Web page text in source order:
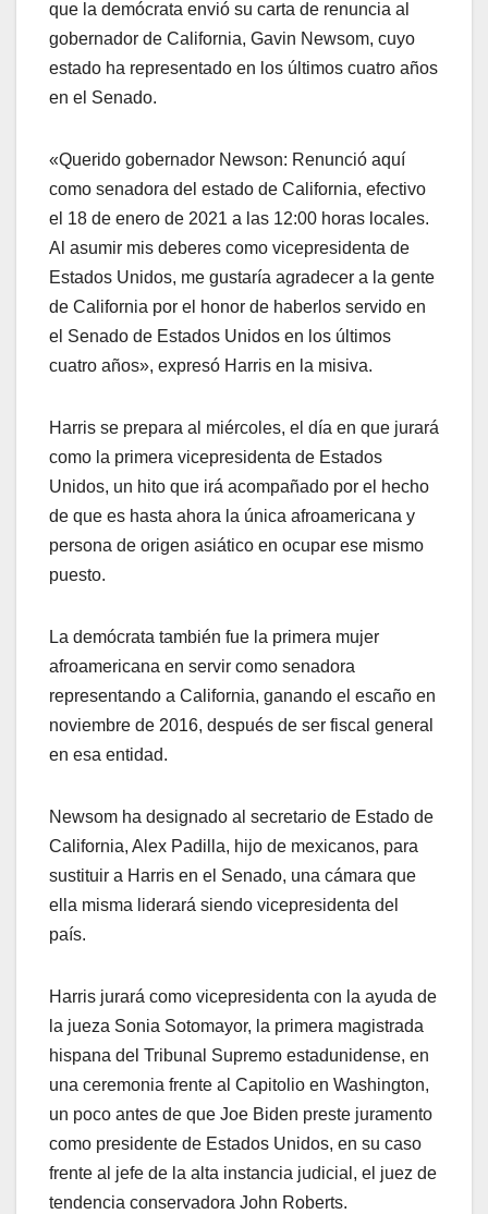
que la demócrata envió su carta de renuncia al
gobernador de California, Gavin Newsom, cuyo
estado ha representado en los últimos cuatro años
en el Senado.
«Querido gobernador Newson: Renunció aquí
como senadora del estado de California, efectivo
el 18 de enero de 2021 a las 12:00 horas locales.
Al asumir mis deberes como vicepresidenta de
Estados Unidos, me gustaría agradecer a la gente
de California por el honor de haberlos servido en
el Senado de Estados Unidos en los últimos
cuatro años», expresó Harris en la misiva.
Harris se prepara al miércoles, el día en que jurará
como la primera vicepresidenta de Estados
Unidos, un hito que irá acompañado por el hecho
de que es hasta ahora la única afroamericana y
persona de origen asiático en ocupar ese mismo
puesto.
La demócrata también fue la primera mujer
afroamericana en servir como senadora
representando a California, ganando el escaño en
noviembre de 2016, después de ser fiscal general
en esa entidad.
Newsom ha designado al secretario de Estado de
California, Alex Padilla, hijo de mexicanos, para
sustituir a Harris en el Senado, una cámara que
ella misma liderará siendo vicepresidenta del
país.
Harris jurará como vicepresidenta con la ayuda de
la jueza Sonia Sotomayor, la primera magistrada
hispana del Tribunal Supremo estadunidense, en
una ceremonia frente al Capitolio en Washington,
un poco antes de que Joe Biden preste juramento
como presidente de Estados Unidos, en su caso
frente al jefe de la alta instancia judicial, el juez de
tendencia conservadora John Roberts.